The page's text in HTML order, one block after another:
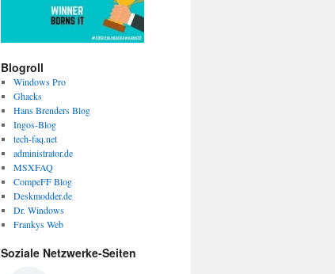
Blogroll
Windows Pro
Ghacks
Hans Brenders Blog
Ingos-Blog
tech-faq.net
administrator.de
MSXFAQ
CompeFF Blog
Deskmodder.de
Dr. Windows
Frankys Web
Soziale Netzwerke-Seiten